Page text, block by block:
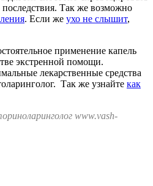
последствия. Так же возможно
. Если же ухо не слышит,
применение капель
экстренной помощи.
лекарственные средства
Так же узнайте как
www.vash-